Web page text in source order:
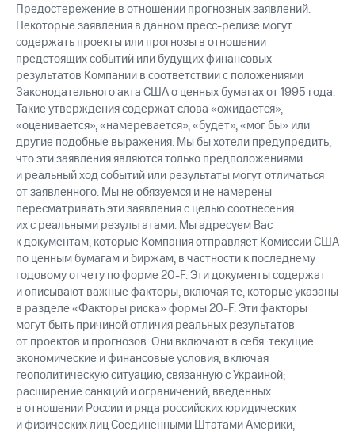
Предостережение в отношении прогнозных заявлений.
Некоторые заявления в данном пресс-релизе могут
содержать проекты или прогнозы в отношении
предстоящих событий или будущих финансовых
результатов Компании в соответствии с положениями
Законодательного акта США о ценных бумагах от 1995 года.
Такие утверждения содержат слова «ожидается»,
«оценивается», «намеревается», «будет», «мог бы» или
другие подобные выражения. Мы бы хотели предупредить,
что эти заявления являются только предположениями
и реальный ход событий или результаты могут отличаться
от заявленного. Мы не обязуемся и не намерены
пересматривать эти заявления с целью соотнесения
их с реальными результатами. Мы адресуем Вас
к документам, которые Компания отправляет Комиссии США
по ценным бумагам и биржам, в частности к последнему
годовому отчету по форме 20-F. Эти документы содержат
и описывают важные факторы, включая те, которые указаны
в разделе «Факторы риска» формы 20-F. Эти факторы
могут быть причиной отличия реальных результатов
от проектов и прогнозов. Они включают в себя: текущие
экономические и финансовые условия, включая
геополитическую ситуацию, связанную с Украиной;
расширение санкций и ограничений, введенных
в отношении России и ряда российских юридических
и физических лиц Соединенными Штатами Америки,